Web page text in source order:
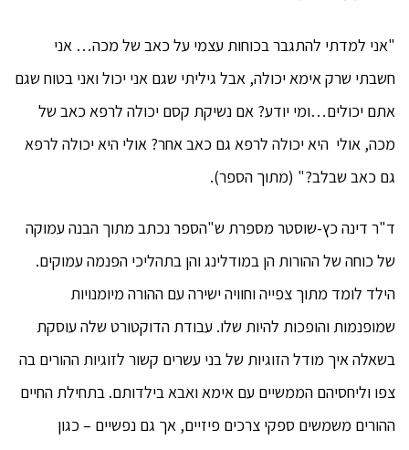
"אני למדתי להתגבר בכוחות עצמי על כאב של מכה… אני
חשבתי שרק אימא יכולה, אבל גיליתי שגם אני יכול ואני בטוח שגם
אתם יכולים…ומי יודע? אם נשיקת קסם יכולה לרפא כאב של
מכה, אולי היא יכולה לרפא גם כאב אחר? אולי היא יכולה לרפא
גם כאב שבלב?" (מתוך הספר).
ד"ר דינה כץ-שוסטר מספרת ש"הספר נכתב מתוך הבנה עמוקה
של כוחה של ההורות הן במודלינג והן בתהליכי הפנמה עמוקים.
הילד לומד מתוך צפייה וחוויה ישירה עם ההורה מיומנויות
שמופנמות והופכות להיות שלו. עבודת הדוקטורט שלה עוסקת
בשאלה איך מודל הזוגיות של בני עשרים קשור לזוגיות ההורים בה
צפו וליחסיהם הממשיים עם אימא ואבא בילדותם. בתחילת החיים
ההורים משמשים ספקי צרכים פיזיים, אך גם נפשיים – כגון